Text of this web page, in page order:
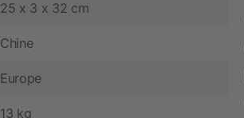
25 x 3 x 32 cm
Chine
Europe
13 kg